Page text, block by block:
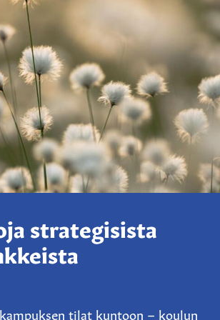
strategisista
tilat kuntoon – koulun